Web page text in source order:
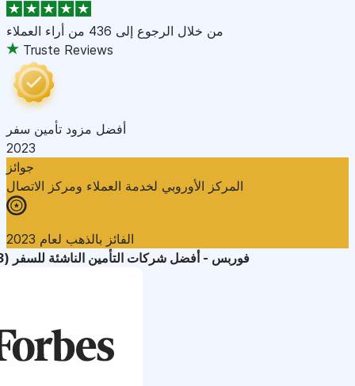
من خلال الرجوع إلى 436 من أراء العملاء
Truste Reviews
أفضل مزود تأمين سفر
2023
جوائز
المركز الأوروبي لخدمة العملاء ومركز الاتصال
الفائز بالذهب لعام 2023
فوربس - أفضل شركات التأمين الناشئة للسفر (2023)